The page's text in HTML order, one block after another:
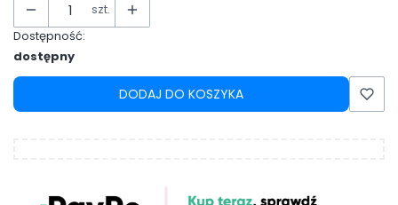
szt.
Dostępność:
dostępny
DODAJ DO KOSZYKA